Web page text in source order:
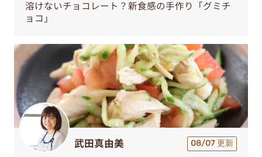
溶けないチョコレート？新食感の手作り「グミチ
ョコ」
武田真由美 08/07 更新